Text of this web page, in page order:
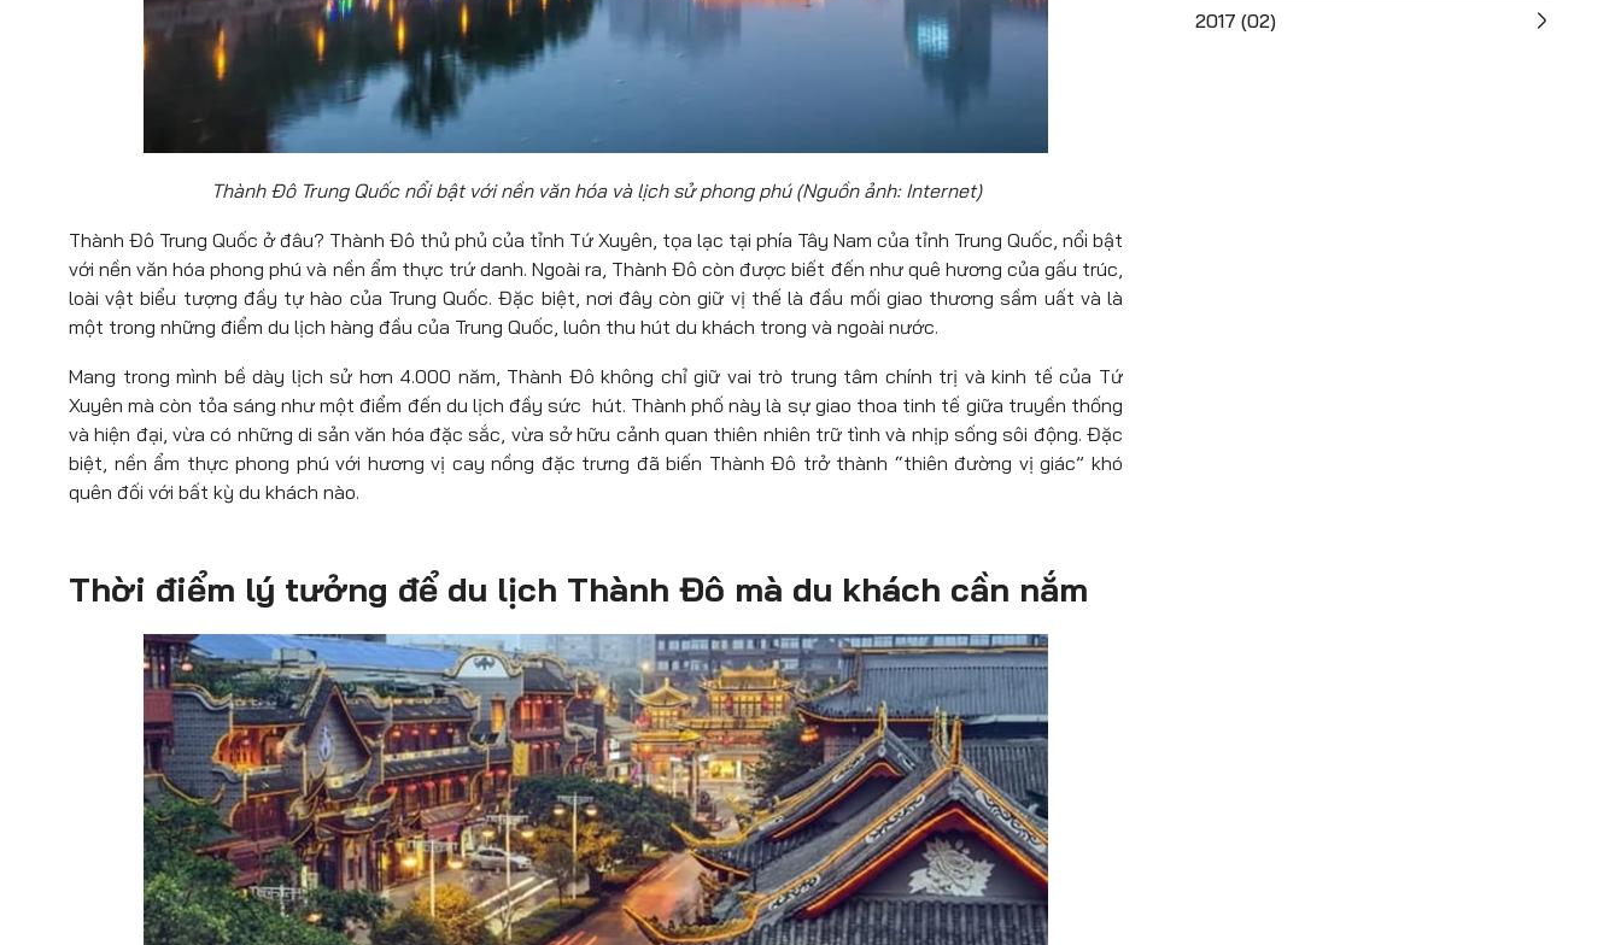
Thành Đô Trung Quốc nổi bật với nền văn hóa và lịch sử phong phú (Nguồn ảnh: Internet)
Thành Đô Trung Quốc ở đâu? Thành Đô thủ phủ của tỉnh Tứ Xuyên, tọa lạc tại phía Tây Nam của tỉnh Trung Quốc, nổi bật
với nền văn hóa phong phú và nền ẩm thực trứ danh. Ngoài ra, Thành Đô còn được biết đến như quê hương của gấu trúc,
loài vật biểu tượng đầy tự hào của Trung Quốc. Đặc biệt, nơi đây còn giữ vị thế là đầu mối giao thương sầm uất và là
một trong những điểm du lịch hàng đầu của Trung Quốc, luôn thu hút du khách trong và ngoài nước.
Mang trong mình bề dày lịch sử hơn 4.000 năm, Thành Đô không chỉ giữ vai trò trung tâm chính trị và kinh tế của Tứ
Xuyên mà còn tỏa sáng như một điểm đến du lịch đầy sức hút. Thành phố này là sự giao thoa tinh tế giữa truyền thống
và hiện đại, vừa có những di sản văn hóa đặc sắc, vừa sở hữu cảnh quan thiên nhiên trữ tình và nhịp sống sôi động. Đặc
biệt, nền ẩm thực phong phú với hương vị cay nồng đặc trưng đã biến Thành Đô trở thành “thiên đường vị giác” khó
quên đối với bất kỳ du khách nào.
Thời điểm lý tưởng để du lịch Thành Đô mà du khách cần nắm
2017 (02)